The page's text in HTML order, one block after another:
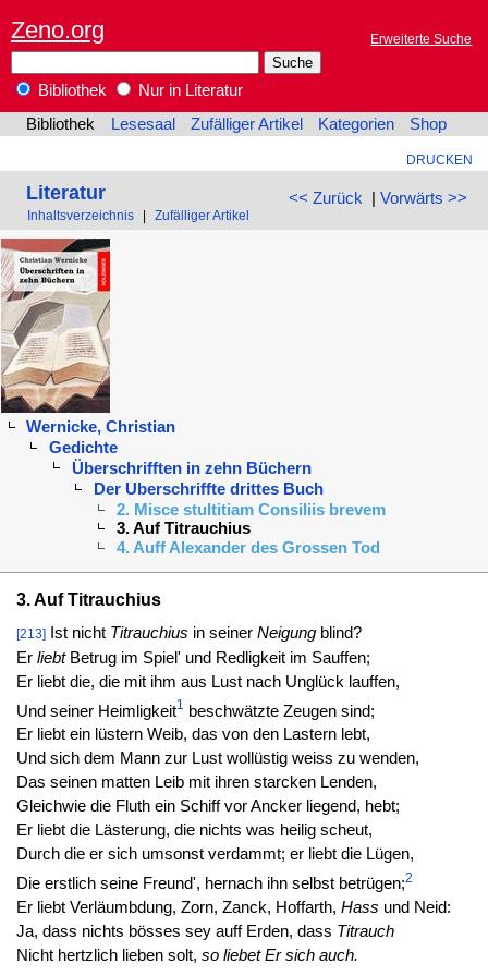
Zeno.org Erweiterte Suche
Bibliothek
Nur in Literatur
Bibliothek
Lesesaal Zufälliger Artikel Kategorien Shop
DRUCKEN
<< Zurück | Vorwärts >>
Literatur
Inhaltsverzeichnis Zufälliger Artikel
Wernicke, Christian
Gedichte
Überschrifften in zehn Büchern
Der Uberschriffte drittes Buch
2. Misce stultitiam Consiliis brevem
3. Auf Titrauchius
4. Auff Alexander des Grossen Tod
3. Auf Titrauchius
[213]Ist nicht Titrauchius in seiner Neigungblind?
Er liebtBetrug im Spiel' und Redligkeit im Sauffen;
Er liebt die, die mit ihm aus Lust nach Unglück lauffen,
Und seiner Heimligkeit1 beschwätzte Zeugen sind;
Er liebt ein lüstern Weib, das von den Lastern lebt,
Und sich dem Mann zur Lust wollüstig weiss zu wenden,
Das seinen matten Leib mit ihren starcken Lenden,
Gleichwie die Fluth ein Schiff vor Ancker liegend, hebt;
Er liebt die Lästerung, die nichts was heilig scheut,
Durch die er sich umsonst verdammt; er liebt die Lügen,
Die erstlich seine Freund', hernach ihn selbst betrügen;2
Er liebt Verläumbdung, Zorn, Zanck, Hoffarth, Hass und Neid:
Ja, dass nichts bösses sey auff Erden, dass Titrauch
Nicht hertzlich lieben solt, so liebet Er sich auch.